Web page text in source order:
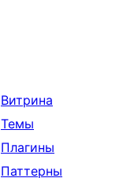
Витрина
Темы
Плагины
Паттерны